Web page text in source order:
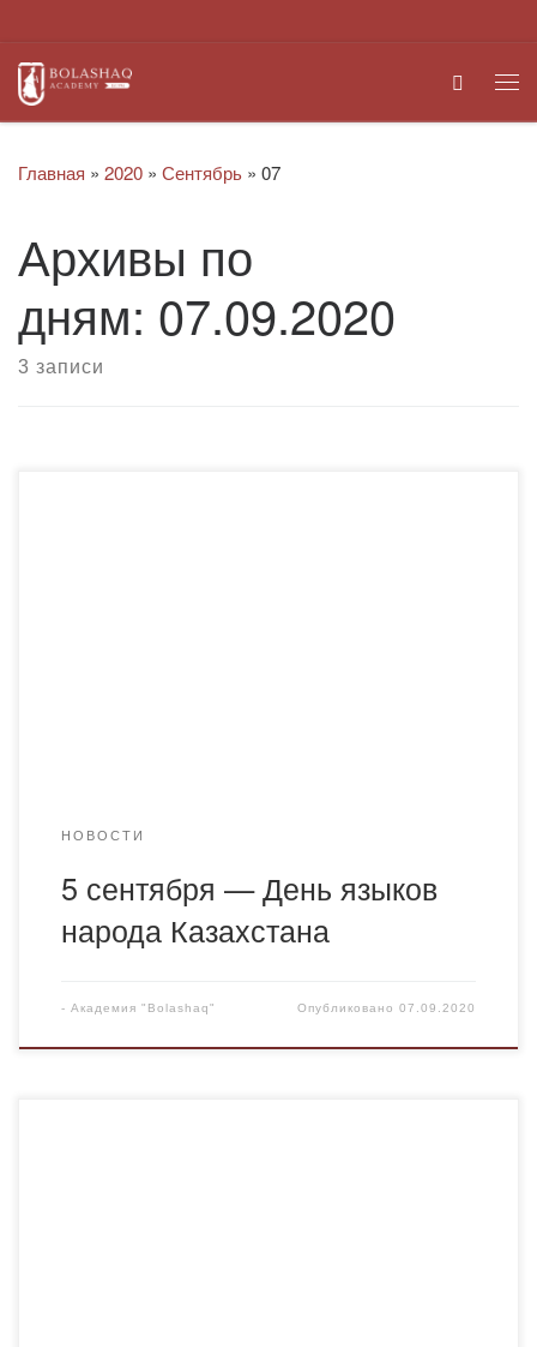
Search
Главная » 2020 » Сентябрь » 07
Архивы по
дням: 07.09.2020
3 записи
НОВОСТИ
5 сентября — День языков
народа Казахстана
- Академия "Bolashaq" Опубликовано07.09.2020